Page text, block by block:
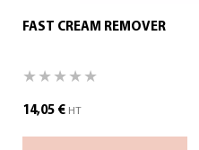
FAST CREAM REMOVER
14,05 € HT